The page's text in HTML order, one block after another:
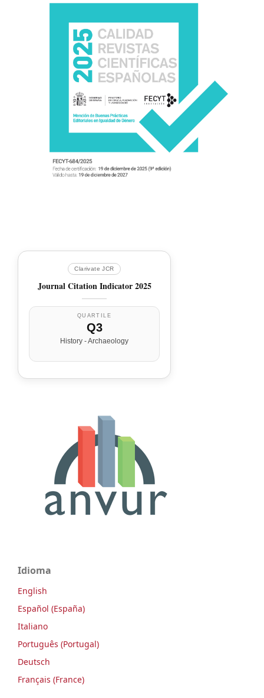
Clarivate JCR
Journal Citation Indicator 2025
QUARTILE
Q3
History - Archaeology
Idioma
English
Español (España)
Italiano
Português (Portugal)
Deutsch
Français (France)